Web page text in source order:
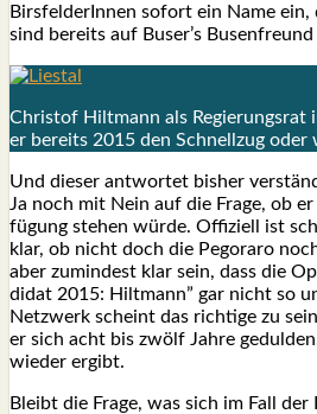
Birs­fel­de­rIn­nen sofort ein Name ein,
sind bereits auf Buser’s
Chris­tof Hilt­mann als Regie­rungs­rat
er bereits 2015 den Schnell­zug
Und die­ser ant­wor­tet bis­her
Ja noch mit Nein auf die Fra­ge, ob
fü­gung ste­hen wür­de. Offi­zi­ell ist
klar, ob nicht doch die Pegor­a­ro
aber zumin­dest klar sein, dass die
di­dat 2015: Hilt­mann” gar nicht so
Netz­werk scheint das rich­ti­ge zu
er sich acht bis zwölf Jah­re
wie­der ergibt.
Bleibt die Fra­ge, was sich im Fall der